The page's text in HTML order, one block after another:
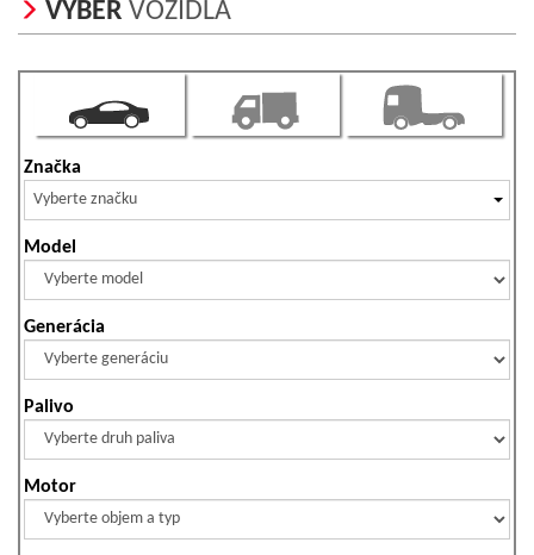
VÝBER VOZIDLA
Značka
Vyberte značku
Model
Generácia
Palivo
Motor